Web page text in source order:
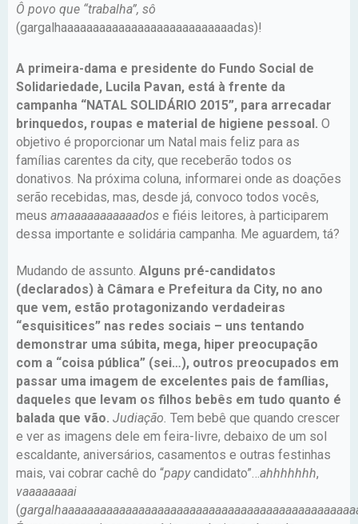
Ô povo que “trabalha”, sô
(gargalhaaaaaaaaaaaaaaaaaaaaaaaaaaadas)!
A primeira-dama e presidente do Fundo Social de
Solidariedade, Lucila Pavan, está à frente da
campanha “NATAL SOLIDÁRIO 2015”, para arrecadar
brinquedos, roupas e material de higiene pessoal. O
objetivo é proporcionar um Natal mais feliz para as
famílias carentes da city, que receberão todos os
donativos. Na próxima coluna, informarei onde as doações
serão recebidas, mas, desde já, convoco todos vocês,
meus amaaaaaaaaaaados e fiéis leitores, à participarem
dessa importante e solidária campanha. Me aguardem, tá?
Mudando de assunto. Alguns pré-candidatos
(declarados) à Câmara e Prefeitura da City, no ano
que vem, estão protagonizando verdadeiras
“esquisitices” nas redes sociais – uns tentando
demonstrar uma súbita, mega, hiper preocupação
com a “coisa pública” (sei…), outros preocupados em
passar uma imagem de excelentes pais de famílias,
daqueles que levam os filhos bebês em tudo quanto é
balada que vão. Judiação. Tem bebê que quando crescer
e ver as imagens dele em feira-livre, debaixo de um sol
escaldante, aniversários, casamentos e outras festinhas
mais, vai cobrar cachê do “papycandidato”…ahhhhhhh,
vaaaaaaaai
(